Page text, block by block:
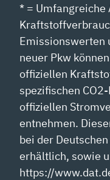
* = Umfangreiche
Emissionswerten
neuer Pkw
offiziellen
spezifischen
offiziellen
entnehmen.
bei der
erhältlich, sowie
https://